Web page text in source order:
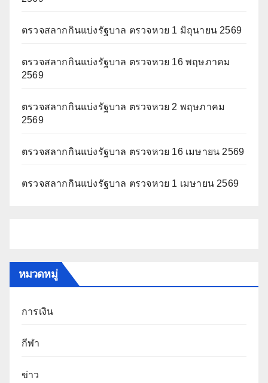
ตรวจสลากกินแบ่งรัฐบาล ตรวจหวย 1 มิถุนายน 2569
ตรวจสลากกินแบ่งรัฐบาล ตรวจหวย 16 พฤษภาคม
2569
ตรวจสลากกินแบ่งรัฐบาล ตรวจหวย 2 พฤษภาคม
2569
ตรวจสลากกินแบ่งรัฐบาล ตรวจหวย 16 เมษายน 2569
ตรวจสลากกินแบ่งรัฐบาล ตรวจหวย 1 เมษายน 2569
หมวดหมู่
การเงิน
กีฬา
ข่าว